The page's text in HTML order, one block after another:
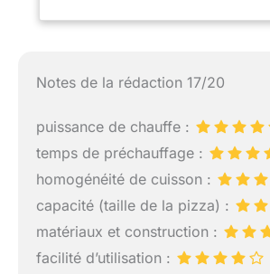
Notes de la rédaction 17/20
puissance de chauffe :
temps de préchauffage :
homogénéité de cuisson :
capacité (taille de la pizza) :
matériaux et construction :
facilité d’utilisation :